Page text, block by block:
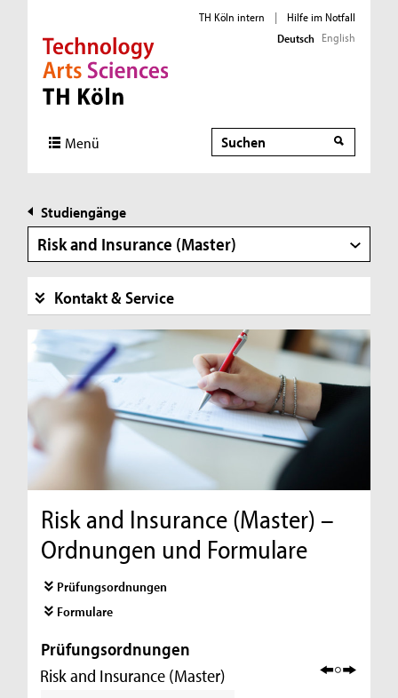
Direkt zur Hauptnavigation
Direkt zur Subnavigation
Direkt zum Inhalt
Direkt zum Fußbereich
TH Köln intern |
Hilfe im Notfall
Deutsch English
Menü Suche
Studiengänge
Risk and Insurance (Master)
Kontakt & Service
Risk and Insurance (Master) –
Ordnungen und Formulare
Prüfungsordnungen
Formulare
Prüfungsordnungen
Risk and Insurance (Master)